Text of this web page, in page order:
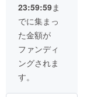
御希望の枚数を
お申し付け下さ
い。
23:59:59ま
でに集まっ
た金額が
ファンディ
ングされま
す。